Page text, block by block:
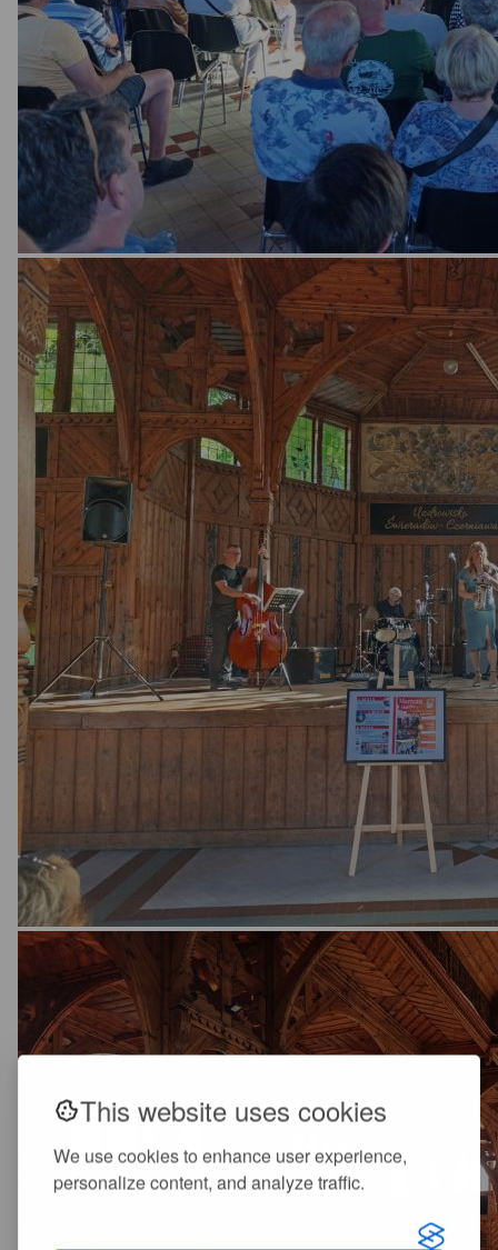
This website uses cookies
We use cookies to enhance user experience,
personalize content, and analyze traffic.